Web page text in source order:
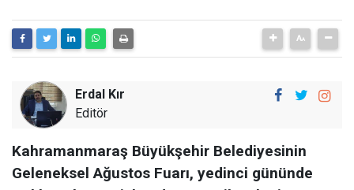
Erdal Kır
Editör
Kahramanmaraş Büyükşehir Belediyesinin
Geleneksel Ağustos Fuarı, yedinci gününde